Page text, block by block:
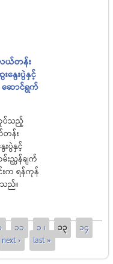
ယ်တန်း
နွေးပွဲနှင့်
ဆောင်ရွက်
လုပ်သည့်
တန်း
းပွဲနှင့်
းညွှန်ချက်
းက ရန်ကုန်
သည်။
11 12 13
14
next › last »